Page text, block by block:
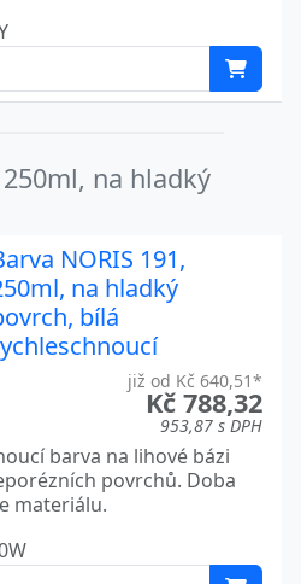
na hladký
NORIS 191,
na hladký
bílá
již od Kč 640,51*
Kč 788,32
953,87 s DPH
barva na lihové bázi
povrchů. Doba
materiálu.